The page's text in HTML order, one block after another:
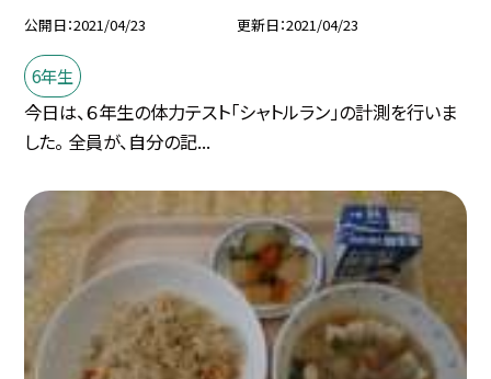
公開日 2021/04/23 更新日 2021/04/23
6年生
今日は、６年生の体力テスト「シャトルラン」の計測を行いま
した。 全員が、自分の記...